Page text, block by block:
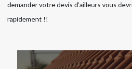
demander votre devis d’ailleurs vous
rapidement !!